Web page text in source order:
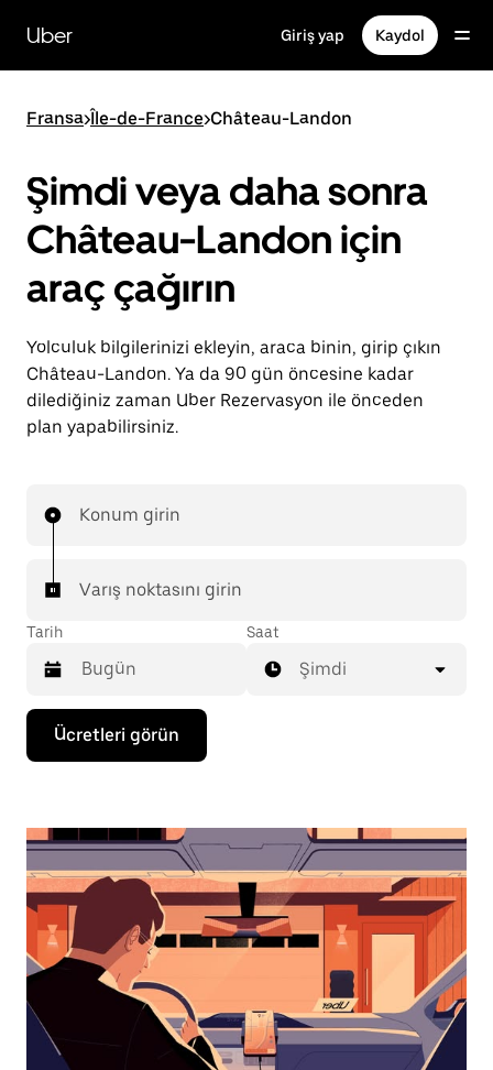
içeriğe
gidinUber Giriş yap Kaydol
Fransa>Île-de-France>Château-Landon
Şimdi veya daha sonra
Château-Landon için
araç çağırın
Yolculuk bilgilerinizi ekleyin, araca binin, girip çıkın
Château-Landon. Ya da 90 gün öncesine kadar
dilediğiniz zaman Uber Rezervasyon ile önceden
plan yapabilirsiniz.
Konum girin
Varış noktasını girin
Tarih
Takvimle
etkileşime
geçmek
seçmek
aşağı
ok
tuşuna
basın.
Takvimi
kapatmak
için
escape
tuşuna
basın.
Saat
Şimdi
Ücretleri görün